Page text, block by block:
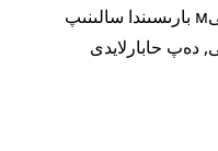
جءونءىندەگءى ونلاين-تانىستىرىلىм بارىسىندا سالىنىپ
دەپ حابارلايدى